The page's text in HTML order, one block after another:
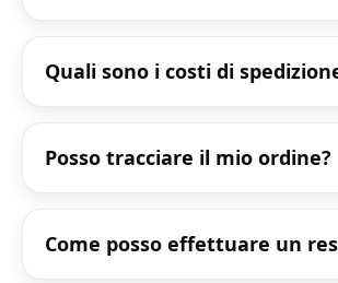
Quali sono i costi di
Posso tracciare il mio ordine?
Come posso effettuare un